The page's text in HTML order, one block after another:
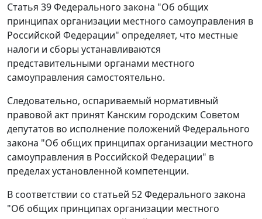
Статья 39Федерального закона "Об общих
принципах организации местного самоуправления в
Российской Федерации" определяет, что местные
налоги и сборы устанавливаются
представительными органами местного
самоуправления самостоятельно.
Следовательно, оспариваемый нормативный
правовой акт принят Канским городским Советом
депутатов во исполнение положений Федерального
закона "Об общих принципах организации местного
самоуправления в Российской Федерации" в
пределах установленной компетенции.
В соответствии со статьей 52Федерального закона
"Об общих принципах организации местного